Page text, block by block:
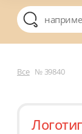
Все № 39840